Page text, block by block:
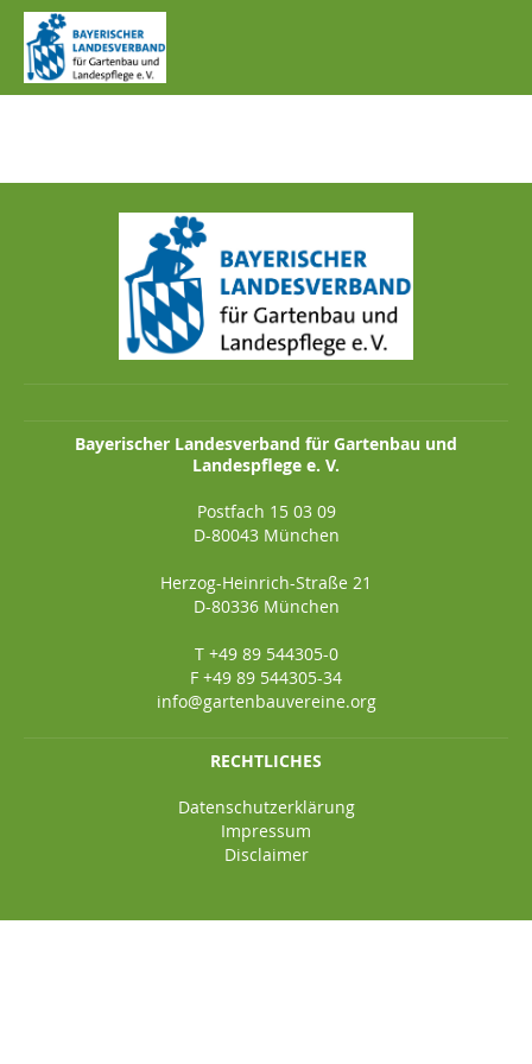
IMG_0910.JPG
Bayerischer Landesverband für Gartenbau und
Landespflege e. V.
Postfach 15 03 09
D-80043 München
Herzog-Heinrich-Straße 21
D-80336 München
T +49 89 544305-0
F +49 89 544305-34
info@gartenbauvereine.org
RECHTLICHES
Datenschutzerklärung
Impressum
Disclaimer